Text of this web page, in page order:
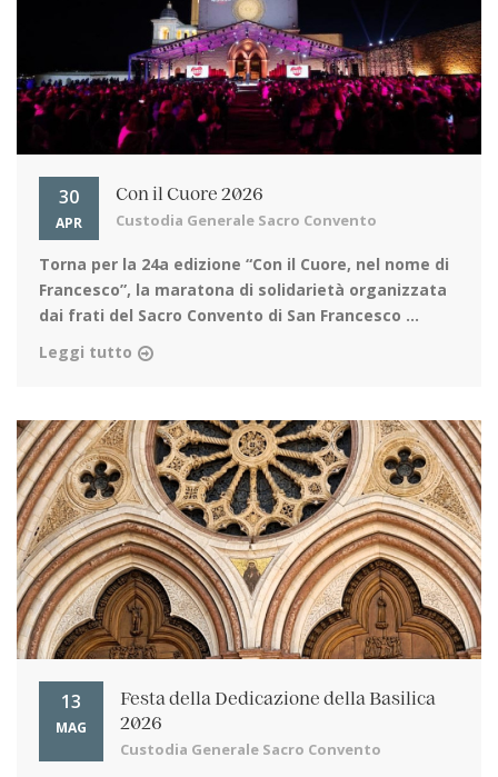
30
APR
Con il Cuore 2026
Custodia Generale Sacro Convento
Torna per la 24a edizione “Con il Cuore, nel nome di
Francesco”, la maratona di solidarietà organizzata
dai frati del Sacro Convento di San Francesco ...
Leggi tutto
13
MAG
Festa della Dedicazione della Basilica
2026
Custodia Generale Sacro Convento